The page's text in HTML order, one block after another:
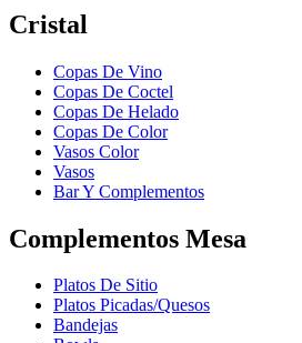
Cristal
Copas De Vino
Copas De Coctel
Copas De Helado
Copas De Color
Vasos Color
Vasos
Bar Y Complementos
Complementos Mesa
Platos De Sitio
Platos Picadas/Quesos
Bandejas